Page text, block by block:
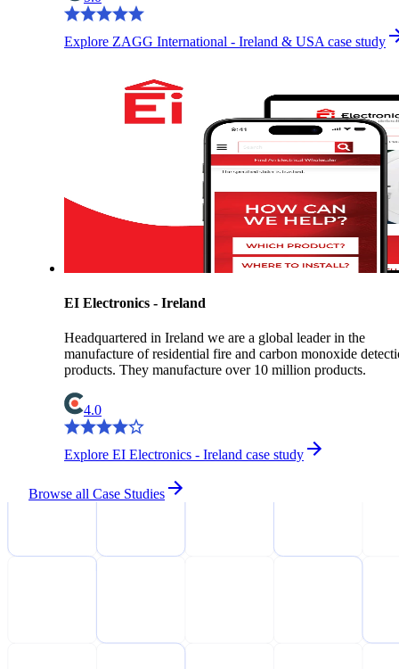
Explore ZAGG International - Ireland & USA case study
EI Electronics - Ireland
Headquartered in Ireland we are a global leader in the
manufacture of residential fire and carbon monoxide
products. They manufacture over 10 million products.
4.0
Explore EI Electronics - Ireland case study
Browse all Case Studies